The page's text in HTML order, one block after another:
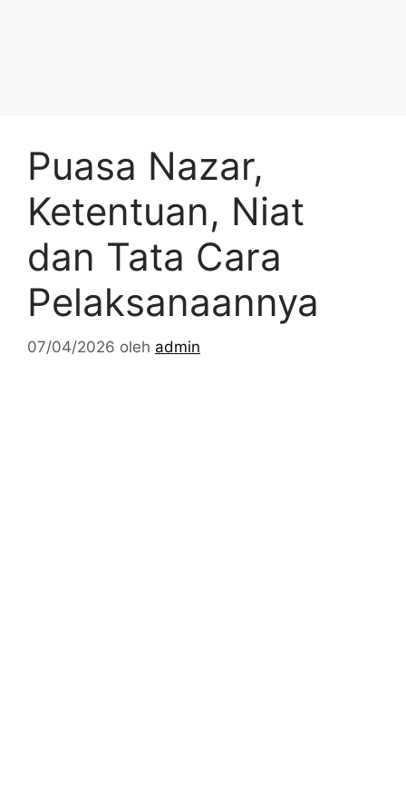
Puasa Nazar,
Ketentuan, Niat
dan Tata Cara
Pelaksanaannya
07/04/2026 oleh admin